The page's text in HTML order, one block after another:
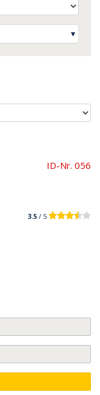
ID-Nr. 056
3.5 / 5